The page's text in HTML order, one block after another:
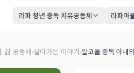
라파 청년 중독 치유공동체 라파마
삶 공동체›살아가는 이야기›알코올 중독 아내